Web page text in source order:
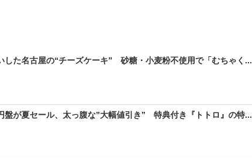
した名古屋の“チーズケーキ” 砂糖・小麦粉不使用で「むちゃく...
盤が夏セール、太っ腹な”大幅値引き” 特典付き『トトロ』の特...